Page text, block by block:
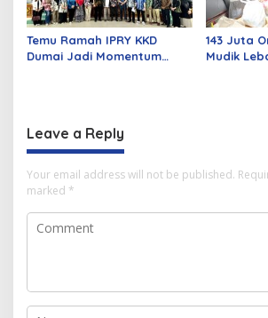
Temu Ramah IPRY KKD
Dumai Jadi Momentum
143 Juta
Mudik
Leave a Reply
Your email address will not be published.
marked *